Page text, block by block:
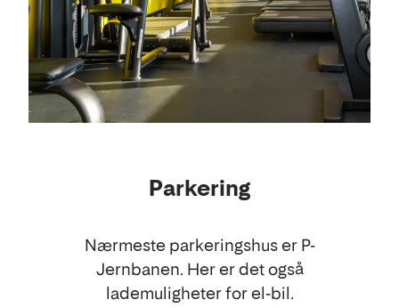
Parkering
Nærmeste parkeringshus er P-
Jernbanen. Her er det også
lademuligheter for el-bil.